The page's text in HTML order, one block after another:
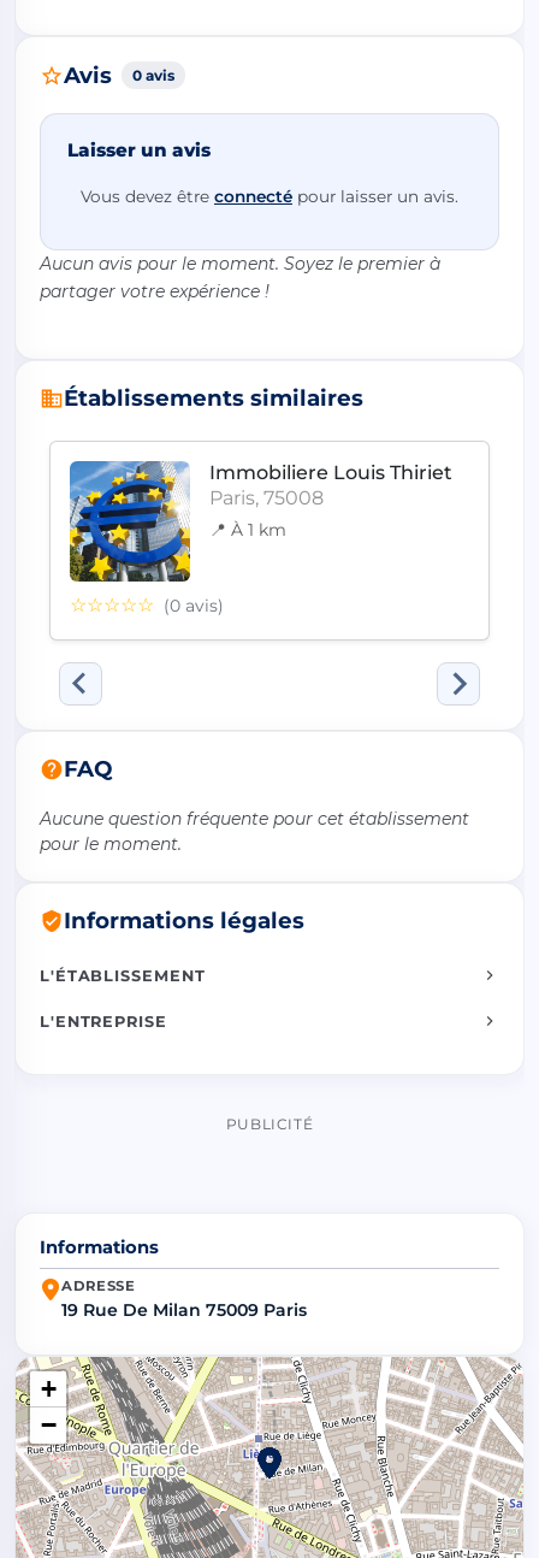
Avis 0 avis
Laisser un avis
Vous devez être connecté pour laisser un avis.
Aucun avis pour le moment. Soyez le premier à
partager votre expérience !
Établissements similaires
Immobiliere Louis Thiriet
Paris, 75008
📍 À 1 km
☆☆☆☆☆ (0 avis)
FAQ
Aucune question fréquente pour cet établissement
pour le moment.
Informations légales
L'ÉTABLISSEMENT
L'ENTREPRISE
PUBLICITÉ
Informations
ADRESSE
19 Rue De Milan 75009 Paris
+
−